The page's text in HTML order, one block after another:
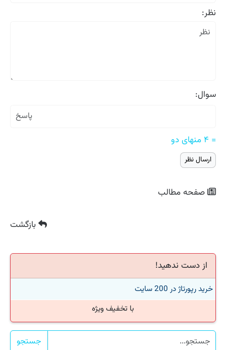
نظر:
سوال:
= ۴ منهای دو
صفحه مطالب
بازگشت
از دست ندهید!
خرید رپورتاژ در 200 سایت
با تخفیف ویژه
جستجو